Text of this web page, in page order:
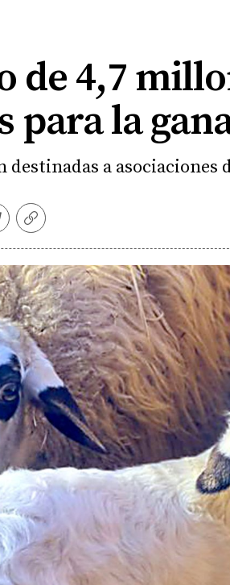
de 4,7
para la
destinadas a
Copiar